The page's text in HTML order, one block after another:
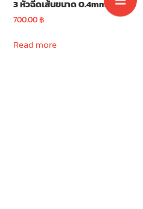
3 หัวฉีดเส้นขนาด 0.4mm
700.00฿
Read more